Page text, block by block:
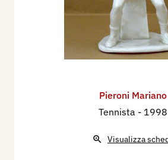
Arianna Sartori, prefazione di
Savoia, Mantova, Archivio
2021 - Artisti Italiani 2022
Arianna Sartori, prefazione di
Savoia, Mantova, Archivio
Pieroni Mariano
Tennista - 1998
Visualizza